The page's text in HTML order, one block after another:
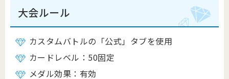
大会ルール
カスタムバトルの「公式」タブを使用
カードレベル： 50固定
メダル効果：有効